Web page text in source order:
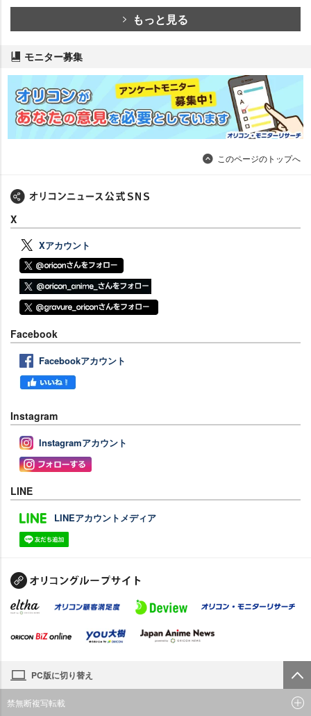
もっと見る
モニター募集
このページのトップへ
X
Xアカウント
Facebook
Facebookアカウント
Instagram
Instagramアカウント
LINE
LINEアカウントメディア
PC版に切り替え
禁無断複写転載